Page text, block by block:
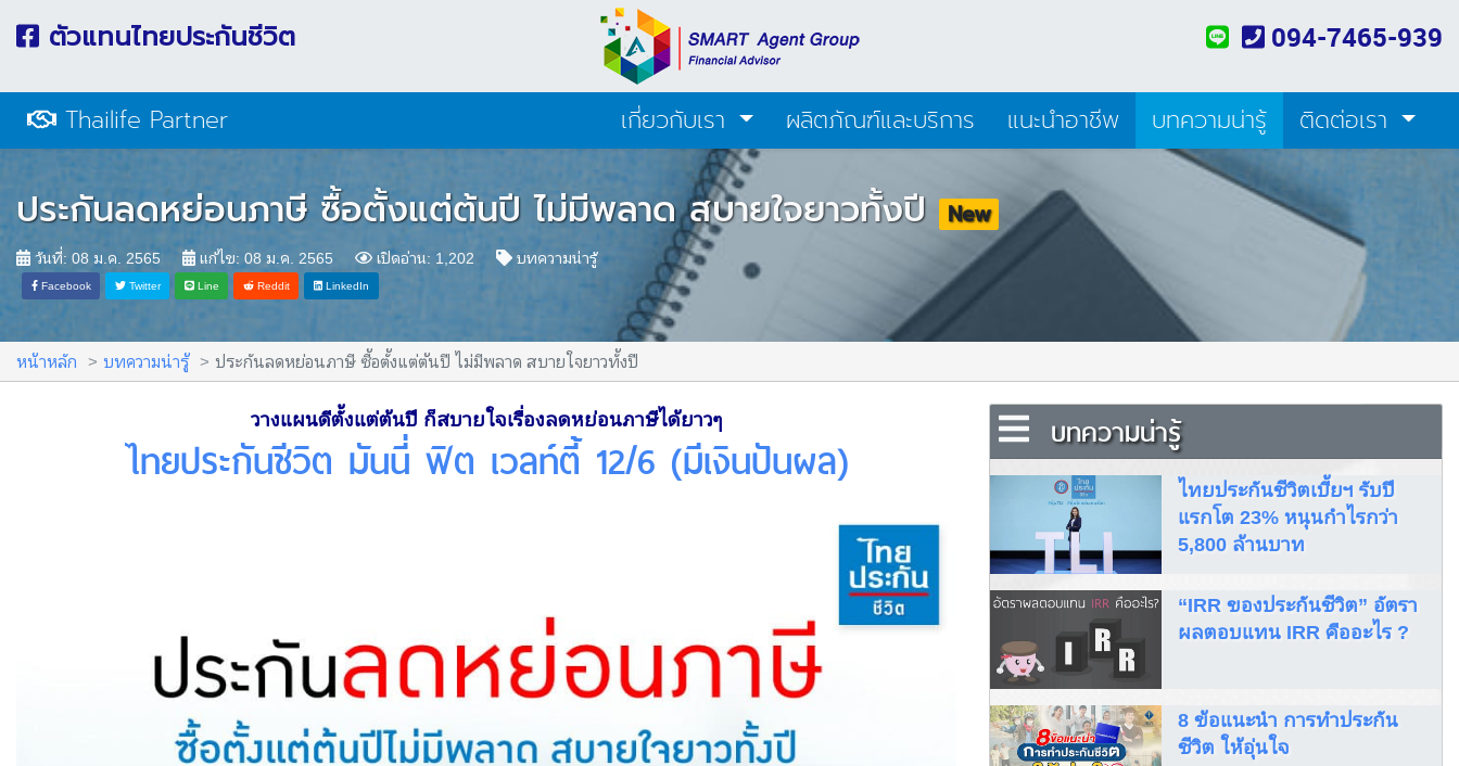
ตัวแทนไทยประกันชีวิต 094-7465-939
Thailife Partner เกี่ยวกับเรา ผลิตภัณฑ์และบริการ แนะนำอาชีพ บทความน่ารู้ ติดต่อเรา
ประกันลดหย่อนภาษี ซื้อตั้งแต่ต้นปี ไม่มีพลาด สบายใจยาวทั้งปี New
วันที่: 08 ม.ค. 2565 แก้ไข: 08 ม.ค. 2565 เปิดอ่าน: 1,202 บทความน่ารู้
Facebook Twitter Line Reddit LinkedIn
หน้าหลัก บทความน่ารู้ ประกันลดหย่อนภาษี ซื้อตั้งแต่ต้นปี ไม่มีพลาด สบายใจยาวทั้งปี
วางแผนดีตั้งแต่ต้นปี ก็สบายใจเรื่องลดหย่อนภาษีได้ยาวๆ
ไทยประกันชีวิต มันนี่ ฟิต เวลท์ตี้ 12/6 (มีเงินปันผล)
บทความน่ารู้
ไทยประกันชีวิตเบี้ยฯ รับปี
แรกโต 23% หนุนกำไรกว่า
5,800 ล้านบาท
“IRR ของประกันชีวิต” อัตรา
ผลตอบแทน IRR คืออะไร ?
8 ข้อแนะนำ การทำประกัน
ชีวิต ให้อุ่นใจ